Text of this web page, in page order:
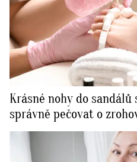
Krásné nohy do
správně pečovat o